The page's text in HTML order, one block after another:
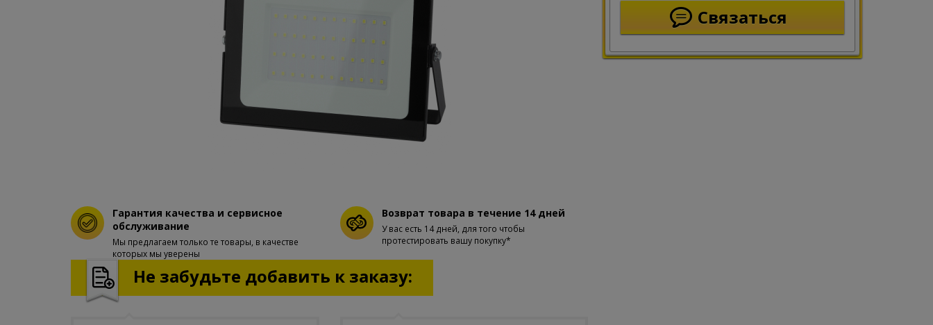
Связаться
Гарантия качества и сервисное
обслуживание
Мы предлагаем только те товары, в качестве
которых мы уверены
Возврат товара в течение 14 дней
У вас есть 14 дней, для того чтобы
протестировать вашу покупку*
Не забудьте добавить к заказу: